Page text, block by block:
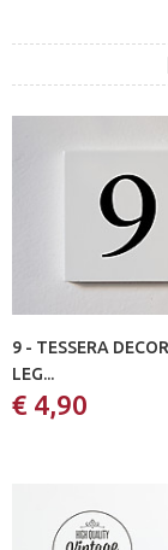
9 - TESSERA
LEG...
€ 4,90